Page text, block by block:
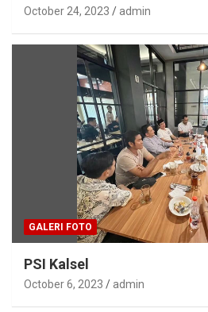
October 24, 2023 admin
GALERI FOTO
PSI Kalsel
October 6, 2023 admin